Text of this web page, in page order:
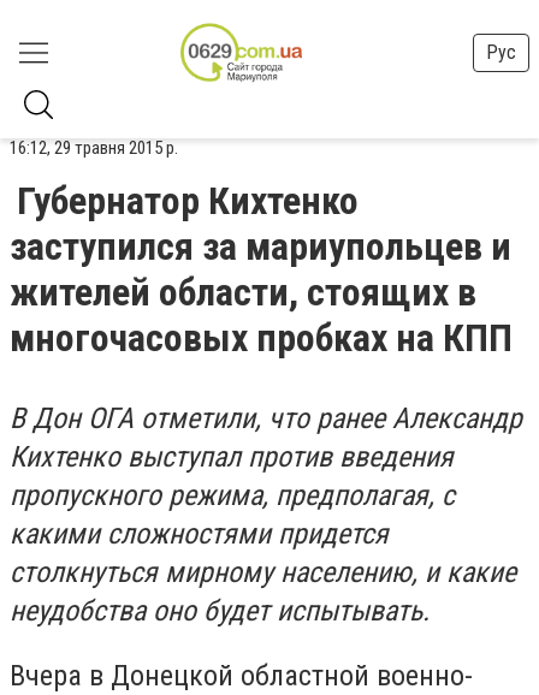
Рус
16:12, 29 травня 2015 р.
Губернатор Кихтенко
заступился за мариупольцев и
жителей области, стоящих в
многочасовых пробках на КПП
В Дон ОГА отметили, что ранее Александр
Кихтенко выступал против введения
пропускного режима, предполагая, с
какими сложностями придется
столкнуться мирному населению, и какие
неудобства оно будет испытывать.
Вчера в Донецкой областной военно-